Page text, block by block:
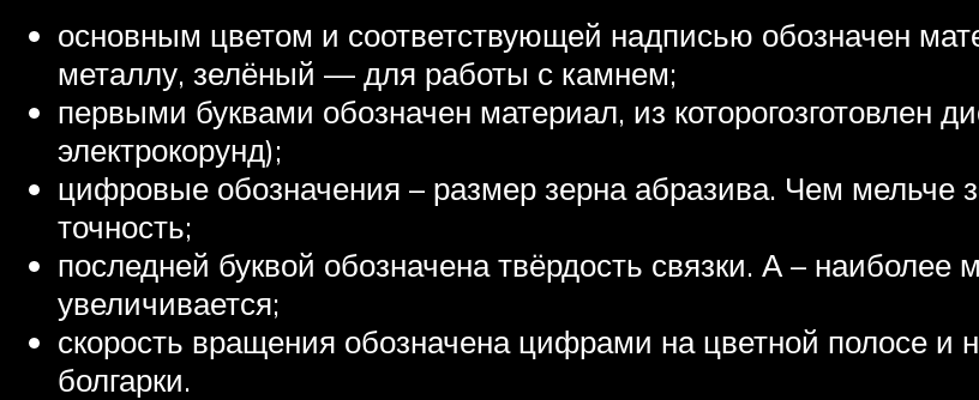
основным цветом и соответствующей надписью обозначен
металлу, зелёный — для работы с камнем;
первыми буквами обозначен материал, из которогозготовлен
электрокорунд);
цифровые обозначения – размер зерна абразива. Чем мельче
точность;
последней буквой обозначена твёрдость связки. А – наиболее
увеличивается;
скорость вращения обозначена цифрами на цветной полосе и
болгарки.